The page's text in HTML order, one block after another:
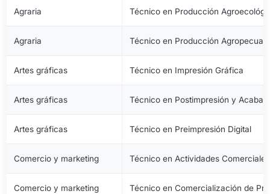
Agraria Técnico en Producción
Agraria Técnico en Producción
Artes gráficas Técnico en Impresión Gráfica
Artes gráficas Técnico en Postimpresión y
Artes gráficas Técnico en Preimpresión Digital
Comercio y marketing Técnico en Actividades Comerciales
Comercio y marketing Técnico en Comercialización de